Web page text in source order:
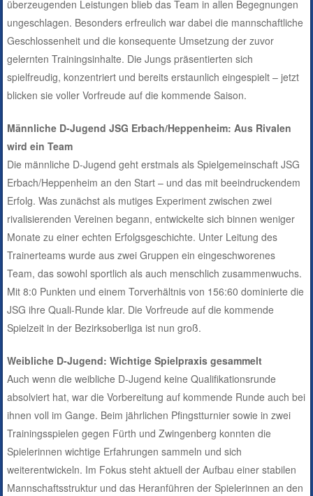
überzeugenden Leistungen blieb das Team in allen Begegnungen
ungeschlagen. Besonders erfreulich war dabei die mannschaftliche
Geschlossenheit und die konsequente Umsetzung der zuvor
gelernten Trainingsinhalte. Die Jungs präsentierten sich
spielfreudig, konzentriert und bereits erstaunlich eingespielt – jetzt
blicken sie voller Vorfreude auf die kommende Saison.
Männliche D-Jugend JSG Erbach/Heppenheim: Aus Rivalen
wird ein Team
Die männliche D-Jugend geht erstmals als Spielgemeinschaft JSG
Erbach/Heppenheim an den Start – und das mit beeindruckendem
Erfolg. Was zunächst als mutiges Experiment zwischen zwei
rivalisierenden Vereinen begann, entwickelte sich binnen weniger
Monate zu einer echten Erfolgsgeschichte. Unter Leitung des
Trainerteams wurde aus zwei Gruppen ein eingeschworenes
Team, das sowohl sportlich als auch menschlich zusammenwuchs.
Mit 8:0 Punkten und einem Torverhältnis von 156:60 dominierte die
JSG ihre Quali-Runde klar. Die Vorfreude auf die kommende
Spielzeit in der Bezirksoberliga ist nun groß.
Weibliche D-Jugend: Wichtige Spielpraxis gesammelt
Auch wenn die weibliche D-Jugend keine Qualifikationsrunde
absolviert hat, war die Vorbereitung auf kommende Runde auch bei
ihnen voll im Gange. Beim jährlichen Pfingstturnier sowie in zwei
Trainingsspielen gegen Fürth und Zwingenberg konnten die
Spielerinnen wichtige Erfahrungen sammeln und sich
weiterentwickeln. Im Fokus steht aktuell der Aufbau einer stabilen
Mannschaftsstruktur und das Heranführen der Spielerinnen an den